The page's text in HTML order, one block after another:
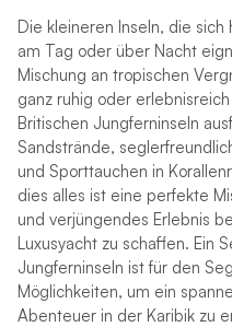
Die kleineren Inseln, die
am Tag oder über Nacht
Mischung an tropischen
ganz ruhig oder
Britischen Jungferninseln
Sandstrände,
und Sporttauchen in
dies alles ist eine perfekte
und verjüngendes Erlebnis
Luxusyacht zu schaffen. Ein
Jungferninseln ist für den
Möglichkeiten, um ein
Abenteuer in der Karibik zu